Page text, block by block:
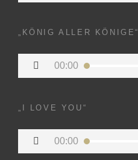
„KÖNIG ALLER KÖNIGE“
Audio-
00:00
„I LOVE YOU“
Audio-
00:00